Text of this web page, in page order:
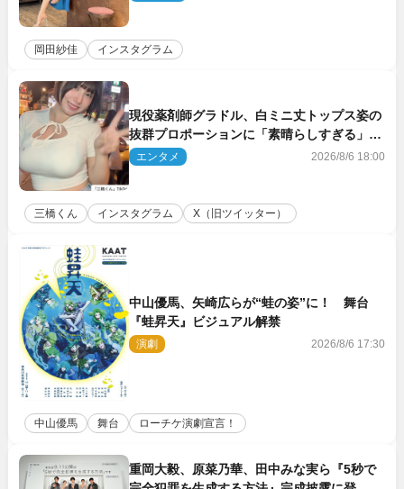
岡田紗佳 インスタグラム
現役薬剤師グラドル、白ミニ丈トップス姿の
抜群プロポーションに「素晴らしすぎる」
「すっっっご！」とネット絶賛
エンタメ 2026/8/6 18:00
三橋くん インスタグラム X（旧ツイッター）
中山優馬、矢崎広らが“蛙の姿”に！ 舞台
『蛙昇天』ビジュアル解禁
演劇 2026/8/6 17:30
中山優馬 舞台 ローチケ演劇宣言！
重岡大毅、原菜乃華、田中みな実ら『5秒で